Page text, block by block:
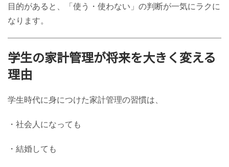
目的があると、「使う・使わない」の判断が一気にラクに
なります。
学生の家計管理が将来を大きく変える
理由
学生時代に身につけた家計管理の習慣は、
・社会人になっても
・結婚しても